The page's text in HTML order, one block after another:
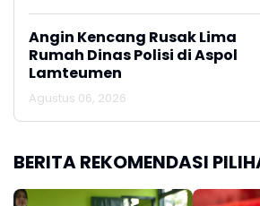
Angin Kencang Rusak Lima
Rumah Dinas Polisi di Aspol
Lamteumen
Agustus 06, 2026
BERITA REKOMENDASI